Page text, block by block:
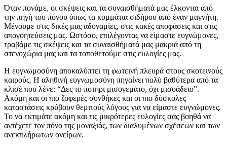
Όταν πονάμε, οι σκέψεις και τα συναισθήματά μας έλκονται από
την πηγή του πόνου όπως τα κομμάτια σιδήρου από έναν μαγνήτη.
Μένουμε στις δικές μας αδυναμίες, στις κακές αποφάσεις και στις
απογοητεύσεις μας. Ωστόσο, επιλέγοντας να είμαστε ευγνώμονες,
τραβάμε τις σκέψεις και τα συναισθήματά μας μακριά από τη
στενοχώρια μας και τα τοποθετούμε στις ευλογίες μας.
Η ευγνωμοσύνη αποκαλύπτει τη φωτεινή πλευρά στους σκοτεινούς
καιρούς. Η αληθινή ευγνωμοσύνη πηγαίνει πολύ βαθύτερα από τα
κλισέ που λένε: “Δες το ποτήρι μισογεμάτο, όχι μισοάδειο”.
Ακόμη και οι πιο ζοφερές συνθήκες και οι πιο δύσκολες
καταστάσεις κρύβουν θεμιτούς λόγους για να είμαστε ευγνώμονες.
Το να εκτιμάτε ακόμη και τις μικρότερες ευλογίες σας βοηθά να
αντέχετε τον πόνο της μοναξιάς, των διαλυμένων σχέσεων και των
ανεκπλήρωτων ονείρων.